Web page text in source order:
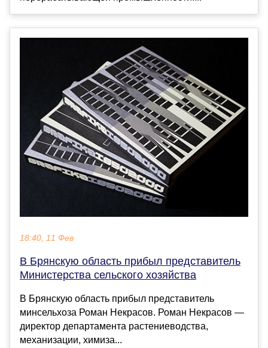
18:40, 11 Фев
В Брянскую область прибыл представитель
Министерства сельского хозяйства
В Брянскую область прибыл представитель
минсельхоза Роман Некрасов. Роман Некрасов —
директор департамента растениеводства,
механизации, химиза...